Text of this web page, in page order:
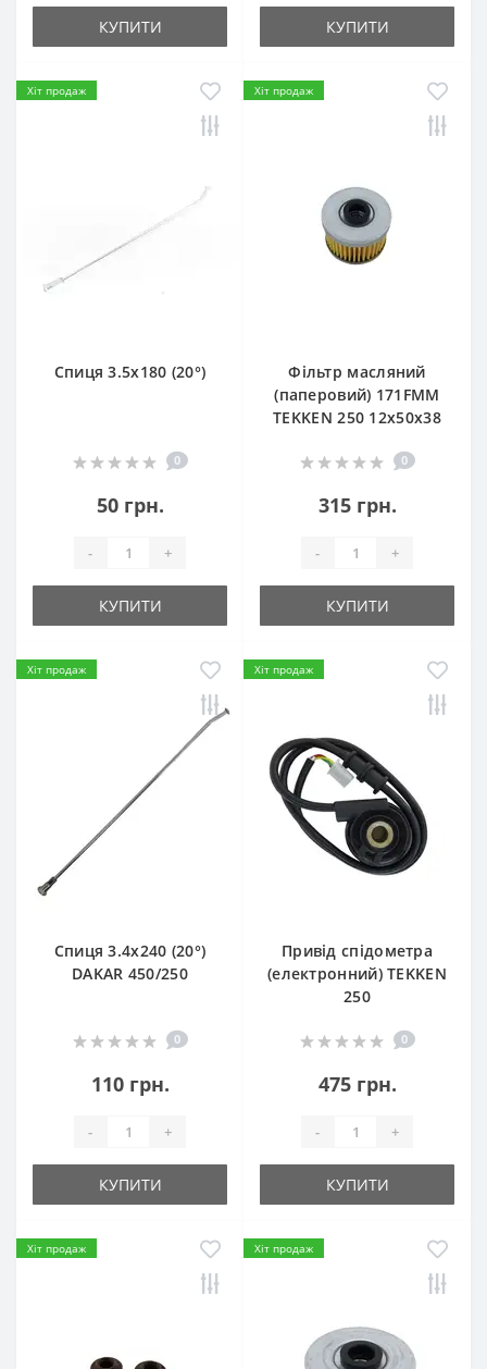
КУПИТИ КУПИТИ
Хіт продаж
Спиця 3.5х180 (20°)
0
50 грн.
- +
КУПИТИ
Хіт продаж
Фільтр масляний
(паперовий) 171FMM
TEKKEN 250 12х50х38
0
315 грн.
- +
КУПИТИ
Хіт продаж
Спиця 3.4х240 (20°)
DAKAR 450/250
0
110 грн.
- +
КУПИТИ
Хіт продаж
Привід спідометра
(електронний) TEKKEN
250
0
475 грн.
- +
КУПИТИ
Хіт продаж Хіт продаж